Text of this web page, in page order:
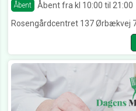
Åbent
Åbent fra kl 10:00 til 21:00
Rosengårdcentret 137 Ørbækvej